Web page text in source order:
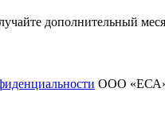
дополнительный
ООО